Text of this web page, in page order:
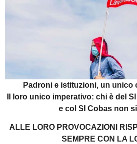
Padroni e istituzioni, un unico
Il loro unico imperativo: chi è del
e col SI Cobas non
ALLE LORO PROVOCAZIONI
SEMPRE CON LA